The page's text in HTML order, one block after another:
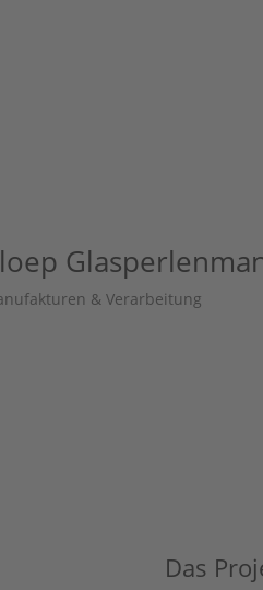
& Verarbeitung
Das